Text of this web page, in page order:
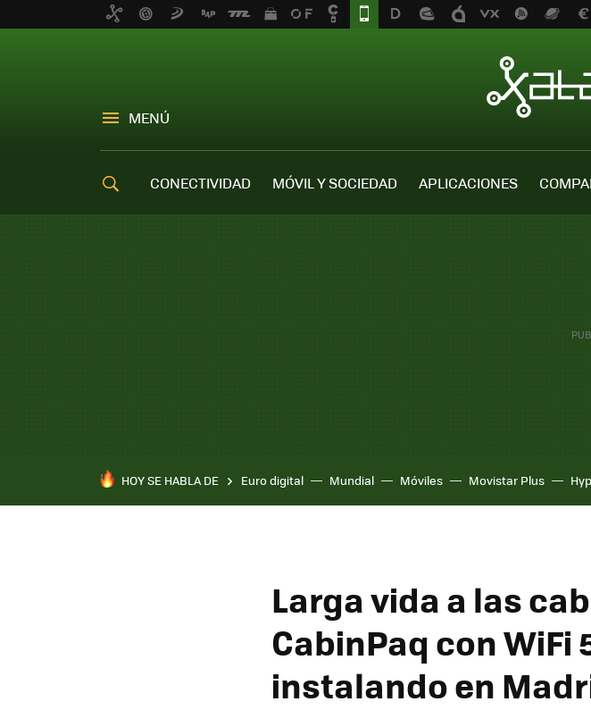
MENÚ
CONECTIVIDAD MÓVIL Y SOCIEDAD APLICACIONES
HOY SE HABLA DE Euro digital Mundial Móviles Movistar Plus
Larga vida a las
CabinPaq con WiFi
instalando en